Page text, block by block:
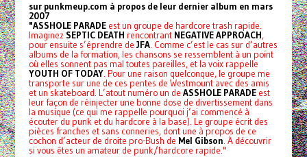
sur punkmeup.com à propos de leur dernier album en mars
2007
"ASSHOLE PARADEest un groupe de hardcore trash rapide.
Imaginez SEPTIC DEATH rencontrant NEGATIVE APPROACH,
pour ensuite s’éprendre de JFA. Comme c’est le cas sur d’autres
albums de la formation, les chansons se ressemblent à un point
où elles sonnent pas mal toutes pareilles, et la voix rappelle
YOUTH OF TODAY. Pour une raison quelconque, le groupe me
transporte sur une de ces pentes de Westmount avec des amis
et un skateboard. L’atout numéro un de ASSHOLE PARADEest
leur façon de réinjecter une bonne dose de divertissement dans
la musique (ce qui me rappelle pourquoi j’ai commencé à
écouter du punk et du hardcore à la base). Le groupe écrit des
pièces franches et sans conneries, dont une à propos de ce
cochon d’acteur de droite pro-Bush de Mel Gibson. À découvrir
si vous êtes un amateur de punk/hardcore rapide."